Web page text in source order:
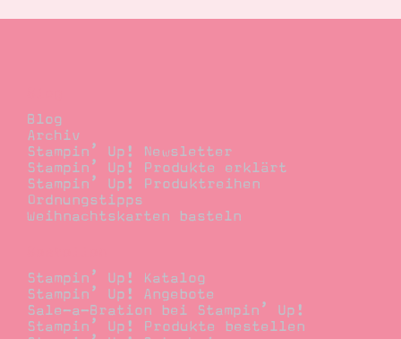
Blog
Archiv
Stampin’ Up! Newsletter
Stampin’ Up! Produkte erklärt
Stampin’ Up! Produktreihen
Ordnungstipps
Weihnachtskarten basteln
Stampin’ Up! Katalog
Stampin’ Up! Angebote
Sale-a-Bration bei Stampin’ Up!
Stampin’ Up! Produkte bestellen